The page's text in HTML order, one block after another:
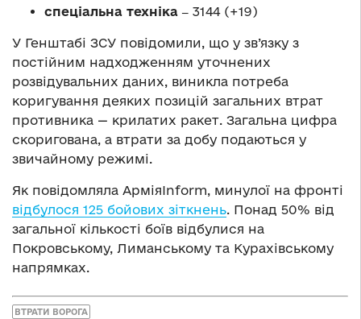
спеціальна техніка ‒ 3144 (+19)
У Генштабі ЗСУ повідомили, що у зв’язку з
постійним надходженням уточнених
розвідувальних даних, виникла потреба
коригування деяких позицій загальних втрат
противника — крилатих ракет. Загальна цифра
скоригована, а втрати за добу подаються у
звичайному режимі.
Як повідомляла АрміяInform, минулої на фронті
відбулося 125 бойових зіткнень. Понад 50% від
загальної кількості боїв відбулися на
Покровському, Лиманському та Курахівському
напрямках.
ВТРАТИ ВОРОГА